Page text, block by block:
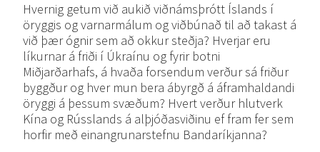
Hvernig getum við aukið viðnámsþrótt Íslands í
öryggis og varnarmálum og viðbúnað til að takast á
við þær ógnir sem að okkur steðja? Hverjar eru
líkurnar á friði í Úkraínu og fyrir botni
Miðjarðarhafs, á hvaða forsendum verður sá friður
byggður og hver mun bera ábyrgð á áframhaldandi
öryggi á þessum svæðum? Hvert verður hlutverk
Kína og Rússlands á alþjóðasviðinu ef fram fer sem
horfir með einangrunarstefnu Bandaríkjanna?